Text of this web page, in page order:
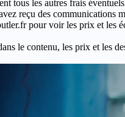
tous les autres frais
reçu des communications
pour voir les prix et les
le contenu, les prix et les